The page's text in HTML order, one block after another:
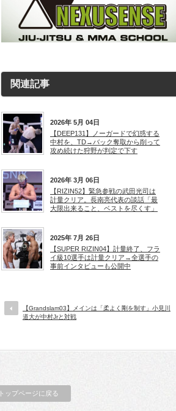
関連記事
2026年 5月 04日
【DEEP131】ノーガードで幻惑する
中村を、TD→バック奪取から削って
攻め続けた狩野が判定で下す
2026年 3月 06日
【RIZIN52】緊急参戦の武田光司は
計量クリア。長南亮代表の談話「最
大限出来ること、ベストを尽くす」
2025年 7月 26日
【SUPER RIZIN04】計量終了、フラ
イ級10選手は計量クリア→全選手の
事前インタビューも公開中
【Grandslam03】メインは「柔よく剛を制す」小見川
道大が中村Jrと対戦
トップページに戻る